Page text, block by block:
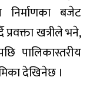
निर्माणका बजेट
खत्रीले भने,
पालिकास्तरीय
देखिनेछ ।